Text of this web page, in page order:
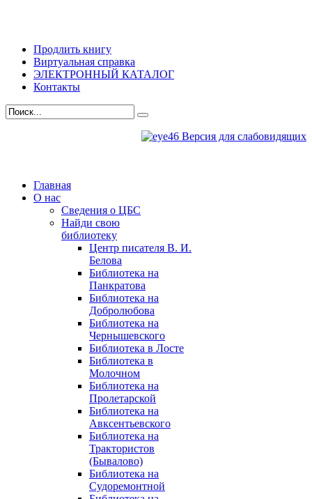
Продлить книгу
Виртуальная справка
ЭЛЕКТРОННЫЙ КАТАЛОГ
Контакты
Версия для слабовидящих
Главная
О нас
Сведения о ЦБС
Найди свою
библиотеку
Центр писателя В. И.
Белова
Библиотека на
Панкратова
Библиотека на
Добролюбова
Библиотека на
Чернышевского
Библиотека в Лосте
Библиотека в
Молочном
Библиотека на
Пролетарской
Библиотека на
Авксентьевского
Библиотека на
Трактористов
(Бывалово)
Библиотека на
Судоремонтной